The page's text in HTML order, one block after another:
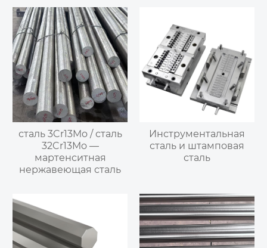
сталь 3Cr13Mo / сталь
32Cr13Mo —
мартенситная
нержавеющая сталь
Инструментальная
сталь и штамповая
сталь